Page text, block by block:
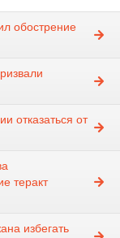
обострение
отказаться от
теракт
избегать